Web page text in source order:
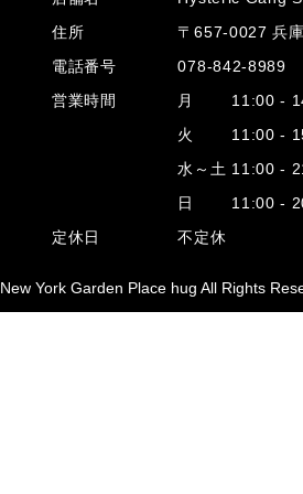
住所
〒657-0027 兵
電話番号
078-842-8989
営業時間
月 11:00 -
火 11:00 -
水～土 11:00 -
日 11:00 -
定休日
不定休
New York Garden Place hug All Rights